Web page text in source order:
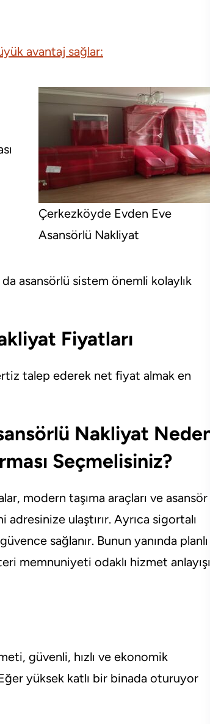
avantaj sağlar:
Çerkezköyde Evden Eve
Asansörlü Nakliyat
da asansörlü sistem önemli kolaylık
Fiyatları
talep ederek net fiyat almak en
Nakliyat
Seçmelisiniz?
modern taşıma araçları ve asansör
adresinize ulaştırır. Ayrıca sigortalı
sağlanır. Bunun yanında planlı
memnuniyeti odaklı hizmet anlayışı
güvenli, hızlı ve ekonomik
yüksek katlı bir binada oturuyor